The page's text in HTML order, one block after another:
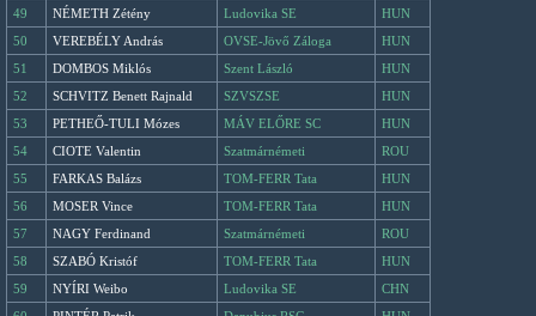
49
NÉMETH Zétény Ludovika SE
HUN
50
VEREBÉLY András OVSE-Jövő Záloga
HUN
51
DOMBOS Miklós Szent László
HUN
52
SCHVITZ Benett Rajnald SZVSZSE
HUN
53
PETHEŐ-TULI Mózes MÁV ELŐRE SC
HUN
54
CIOTE Valentin Szatmárnémeti
ROU
55
FARKAS Balázs TOM-FERR Tata
HUN
56
MOSER Vince TOM-FERR Tata
HUN
57
NAGY Ferdinand Szatmárnémeti
ROU
58
SZABÓ Kristóf TOM-FERR Tata
HUN
59
NYÍRI Weibo Ludovika SE
CHN